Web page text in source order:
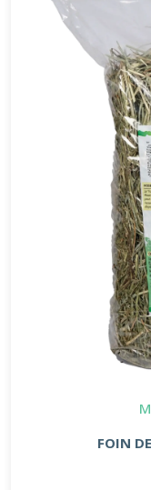
FOIN